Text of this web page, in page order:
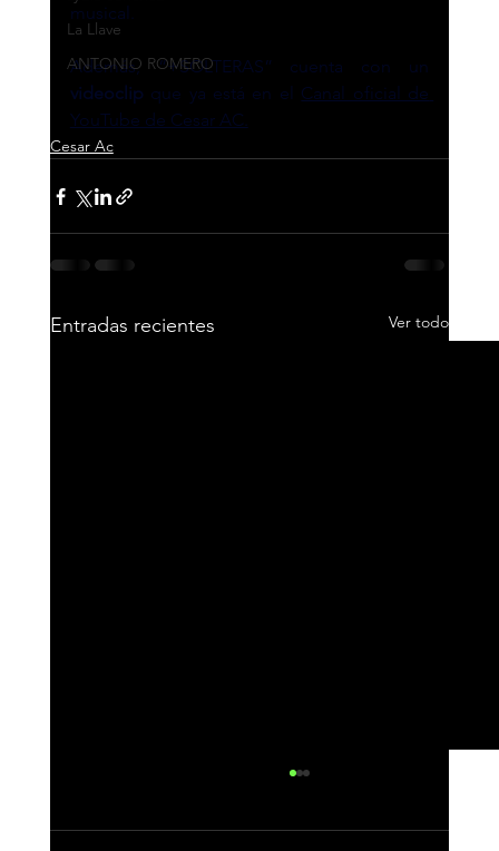
La Llave
ANTONIO ROMERO
musical.
videoclip que ya está en el Canal oficial de
YouTube de Cesar AC.
Cesar Ac
Entradas recientes Ver todo